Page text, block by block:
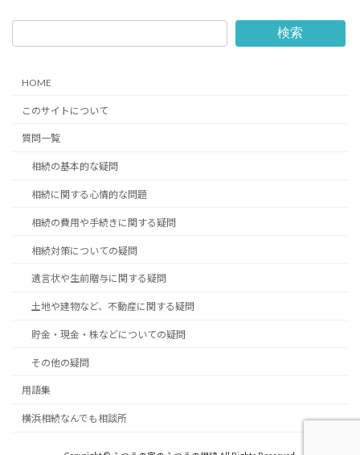
検索
HOME
このサイトについて
質問一覧
相続の基本的な疑問
相続に関する心情的な問題
相続の費用や手続きに関する疑問
相続対策についての疑問
遺言状や生前贈与に関する疑問
土地や建物など、不動産に関する疑問
貯金・現金・株などについての疑問
その他の疑問
用語集
横浜相続なんでも相談所